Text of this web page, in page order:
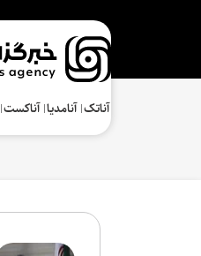
آناتک آنامدیا آناکست